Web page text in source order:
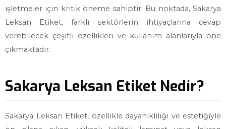
işletmeler için kritik öneme sahiptir. Bu noktada, Sakarya
Leksan Etiket, farklı sektörlerin ihtiyaçlarına cevap
verebilecek çeşitli özellikleri ve kullanım alanlarıyla öne
çıkmaktadır.
Sakarya Leksan Etiket Nedir?
Sakarya Leksan Etiket, özellikle dayanıklılığı ve estetiğiyle